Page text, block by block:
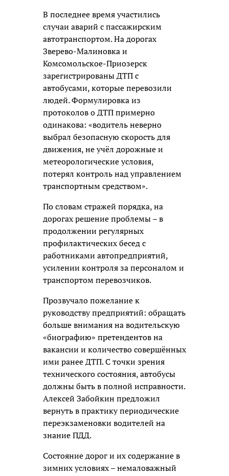
В последнее время участились
случаи аварий с пассажирским
автотранспортом. На дорогах
Зверево-Малиновка и
Комсомольское-Приозерск
зарегистрированы ДТП с
автобусами, которые перевозили
людей. Формулировка из
протоколов о ДТП примерно
одинакова: «водитель неверно
выбрал безопасную скорость для
движения, не учёл дорожные и
метеорологические условия,
потерял контроль над управлением
транспортным средством».
По словам стражей порядка, на
дорогах решение проблемы – в
продолжении регулярных
профилактических бесед с
работниками автопредприятий,
усилении контроля за персоналом и
транспортом перевозчиков.
Прозвучало пожелание к
руководству предприятий: обращать
больше внимания на водительскую
«биографию» претендентов на
вакансии и количество совершённых
ими ранее ДТП. С точки зрения
технического состояния, автобусы
должны быть в полной исправности.
Алексей Забойкин предложил
вернуть в практику периодические
переэкзаменовки водителей на
знание ПДД.
Состояние дорог и их содержание в
зимних условиях – немаловажный